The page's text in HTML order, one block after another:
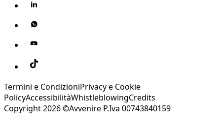
Termini e CondizioniPrivacy e Cookie
PolicyAccessibilitàWhistleblowingCredits
Copyright 2026 ©Avvenire P.Iva 00743840159